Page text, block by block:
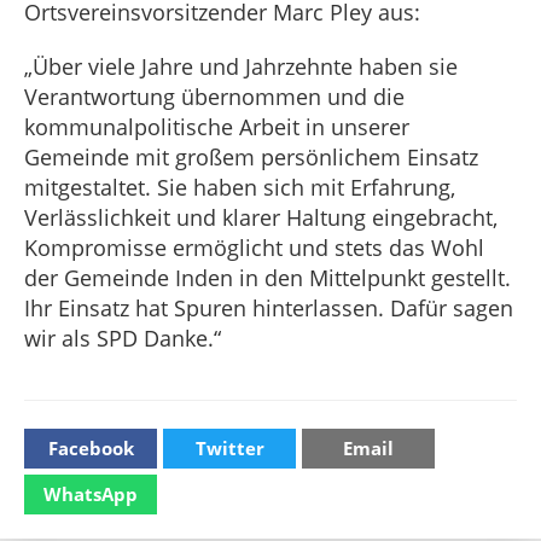
Ortsvereinsvorsitzender Marc Pley aus:
„Über viele Jahre und Jahrzehnte haben sie
Verantwortung übernommen und die
kommunalpolitische Arbeit in unserer
Gemeinde mit großem persönlichem Einsatz
mitgestaltet. Sie haben sich mit Erfahrung,
Verlässlichkeit und klarer Haltung eingebracht,
Kompromisse ermöglicht und stets das Wohl
der Gemeinde Inden in den Mittelpunkt gestellt.
Ihr Einsatz hat Spuren hinterlassen. Dafür sagen
wir als SPD Danke.“
Facebook Twitter
Email
WhatsApp